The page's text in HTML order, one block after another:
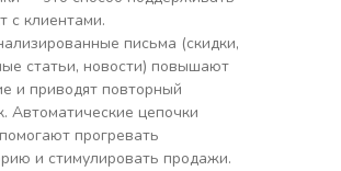
с клиентами.
письма (скидки,
статьи, новости) повышают
и приводят повторный
Автоматические цепочки
прогревать
и стимулировать продажи.